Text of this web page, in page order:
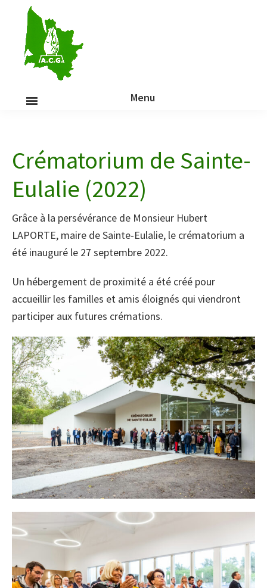
Passer
contenu
principal
Association
Crématiste
la
Gironde
Menu
Crématorium de Sainte-
Eulalie (2022)
Grâce à la persévérance de Monsieur Hubert
LAPORTE, maire de Sainte-Eulalie, le crématorium a
été inauguré le 27 septembre 2022.
Un hébergement de proximité a été créé pour
accueillir les familles et amis éloignés qui viendront
participer aux futures crémations.